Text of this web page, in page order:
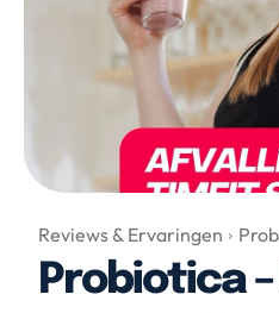
Top 5
Health &
Huis &
Nieuws
Over Valerie
Over
Reviews & Ervaringen
Probiotica